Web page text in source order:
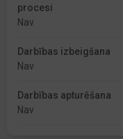
procesi
Nav
Darbības izbeigšana
Nav
Darbības apturēšana
Nav